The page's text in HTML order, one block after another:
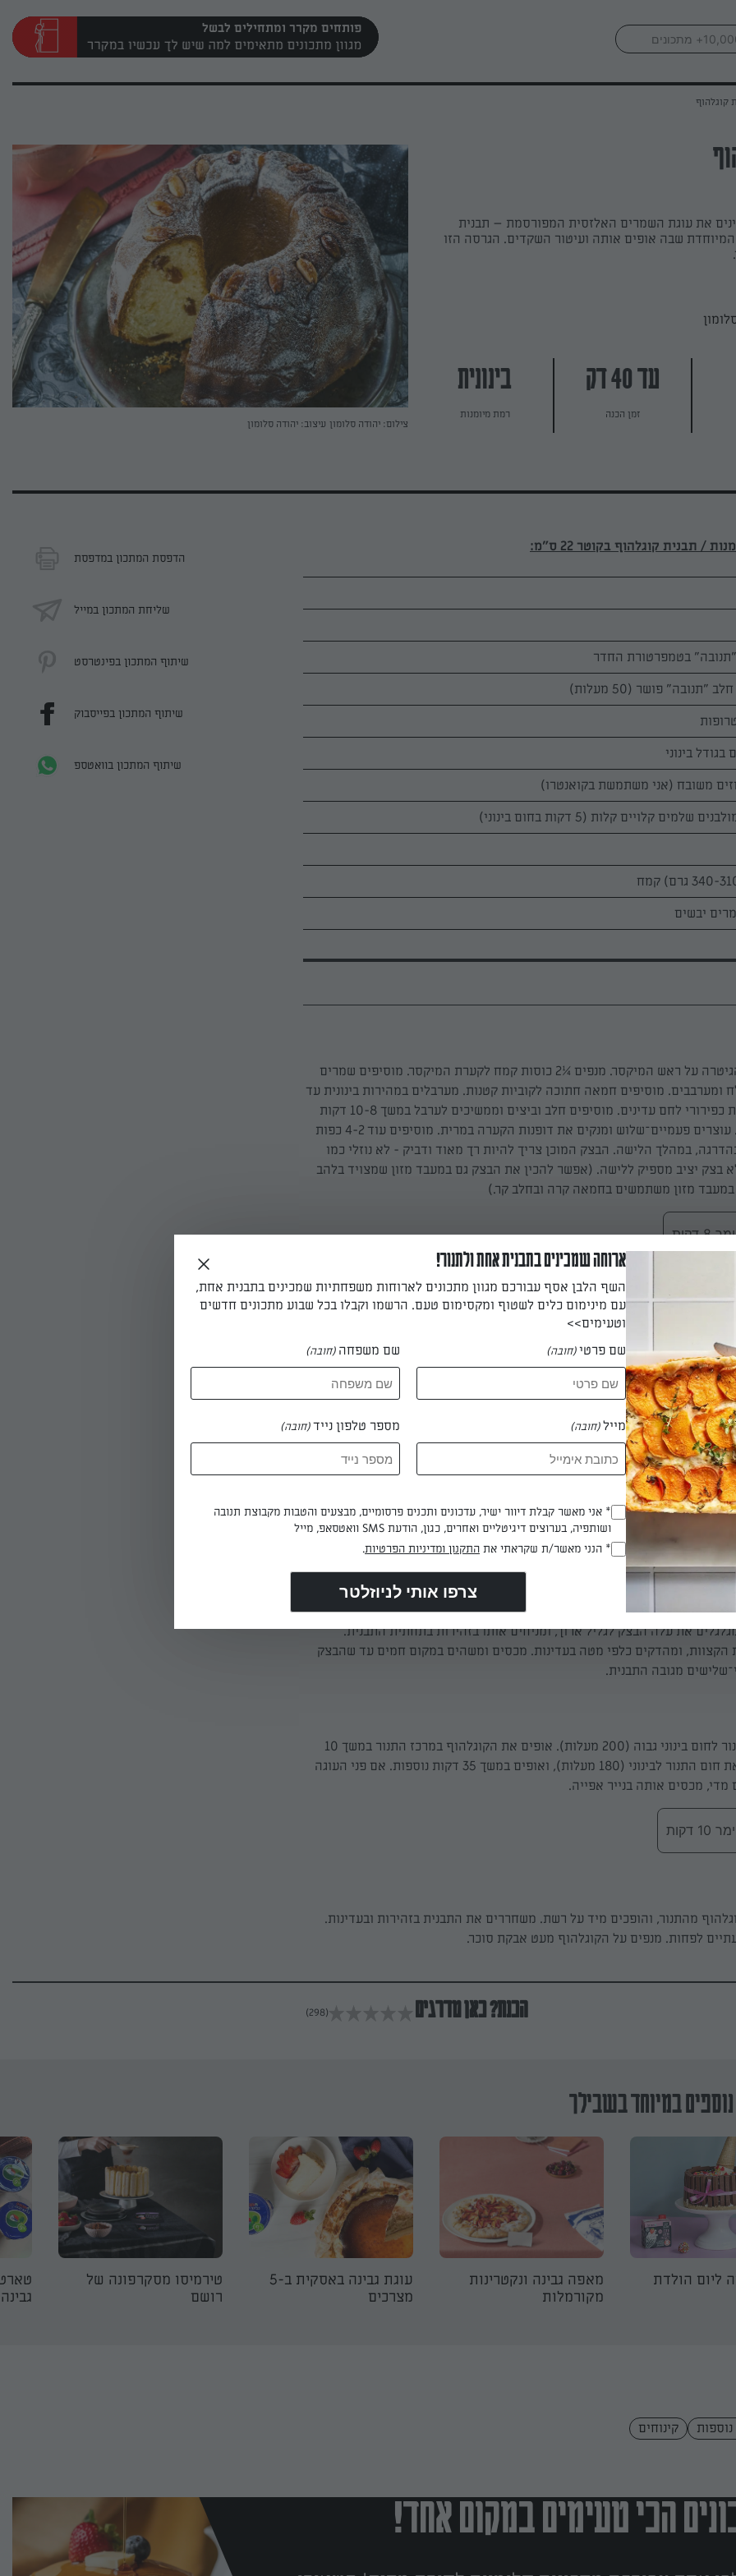
פותחים מקרר ומתחילים לבשל
קוגלהוף
את עוגת השמרים האלזסית המפורסמת – תבנית
שבה אופים אותה ועיטור השקדים. הגרסה הזו
עד 40 דק
זמן הכנה
בינונית
רמת מיומנות
צילום: יהודה סלומון עיצוב: יהודה סלומון
מרכיבים את וו הגיטרה על ראש המיקסר. מנפים ¼2 כוסות קמח לקערת המיקסר. מוסיפים שמרים
ומערבבים. מוסיפים חמאה חתוכה לקוביות קטנות. מערבלים במהירות בינונית עד
שהתערובת נראית כפירורי לחם עדינים. מוסיפים חלב וביצים וממשיכים לערבל במשך 10-8 דקות
לבצק חלק מאוד. עוצרים פעמיים־שלוש ומנקים את דופנות הקערה במרית. מוסיפים עוד 4-2 כפות
במהלך הלישה. הבצק המוכן צריך להיות רך מאוד ודביק - לא נוזלי כמו
בצק יציב מספיק ללישה. (אפשר להכין את הבצק גם במעבד מזון שמצויד בלהב
מזון משתמשים בחמאה קרה ובחלב קר.)
דקות
לקערה משומנת (נעזרים במרית), מכסים בניילון ומתפיחים במקום חמים במשך
שעה. מעבירים את קערת הבצק למקרר, ומקררים במשך שעתיים לפחות (ולא יותר מ־24 שעות) - עד
נפחו ומתקשה.
בקערה קטנה, יוצקים עליהם את הליקר ומשהים שעתיים לפחות. מערבבים מדי
פעם. משמנים היטב בחמאה תבנית קוגלהוף בקוטר 22 ס"מ - מקפידים לשמן היטב את דופנות
הארובה - וזורים 2 כפיות סוכר על דופנות הארובה ועל תחתית התבנית. מנערים את העודפים.
שקע בתחתית התבנית. קוצצים את השקדים הנותרים.
מהמקרר, והופכים אותו על משטח עבודה מקומח. חובטים בבצק כדי להוציא
מתוכו את כל האוויר, בוזקים עליו מעט קמח, ומרדדים למלבן שאורכו כ־50 ס"מ (כהיקף תחתית
התבנית) ורוחבו 25 ס"מ. מפזרים על הבצק את הצימוקים ואת השקדים הקצוצים. מטפטפים את
את עלה הבצק לגליל ארוך, ומניחים אותו בזהירות בתחתית התבנית.
הקצוות, ומהדקים כלפי מטה בעדינות. מכסים ומשהים במקום חמים עד שהבצק
מגובה התבנית.
מחממים את התנור לחום בינוני גבוה (200 מעלות). אופים את הקוגלהוף במרכז התנור במשך 10
דקות. מנמיכים את חום התנור לבינוני (180 מעלות), ואופים במשך 35 דקות נוספות. אם פני העוגה
מכסים אותה בנייר אפייה.
דקות
מהתנור, והופכים מיד על רשת. משחררים את התבנית בזהירות ובעדינות.
לפחות. מנפים על הקוגלהוף מעט אבקת סוכר.
הדפסת המתכון במדפסת
שליחת המתכון במייל
שיתוף המתכון בפינטרסט
שיתוף המתכון בפייסבוק
שיתוף המתכון בוואטספ
הכנת? כאן מדרגים (298)
במיוחד בשבילך
ליום הולדת
מאפה גבינה ונקטרינות
מקורמלות
עוגת גבינה באסקית ב-5
מצרכים
טירמיסו מסקרפונה של
רושם
גבינה
נוספות קינוחים
הכי טעימים במקום אחד!
ארוחה שמכינים בתבנית אחת ולתנור!
השף הלבן אסף עבורכם מגוון מתכונים לארוחות משפחתיות שמכינים בתבנית אחת,
עם מינימום כלים לשטוף ומקסימום טעם. הרשמו וקבלו בכל שבוע מתכונים חדשים
וטעימים>>
שם פרטי(חובה) שם משפחה (חובה)
מייל(חובה) מספר טלפון נייד(חובה)
(חובה)
* אני מאשר קבלת דיוור ישיר, עדכונים ותכנים פרסומיים, מבצעים והטבות מקבוצת תנובה
ושותפיה, בערוצים דיגיטליים ואחרים, כגון, הודעת SMS וואטסאפ, מייל
(חובה)
* הנני מאשר/ת שקראתי את התקנון ומדיניות הפרטיות.